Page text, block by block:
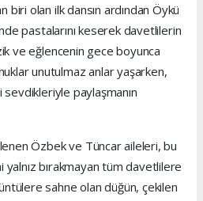
biri olan ilk dansın ardından Öykü
pastalarını keserek davetlilerin
ve eğlencenin gece boyunca
unutulmaz anlar yaşarken,
paylaşmanın
Özbek ve Tüncar aileleri, bu
bırakmayan tüm davetlilere
sahne olan düğün, çekilen